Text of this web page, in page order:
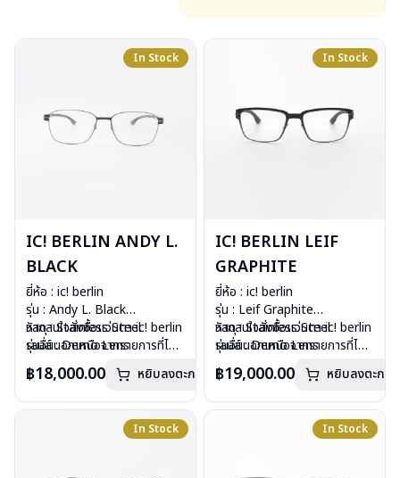
In Stock
IC! BERLIN ANDY L.
BLACK
ยี่ห้อ : ic! berlin
รุ่น : Andy L. Black
วัสดุ : Stainless Steel
เลนส์ : Demo Lens
อุปกรณ์ : กล่องแว่น, ผ้าเช็ดแว่น
น้ำหนัก : 17 กรัม
การรับประกัน : 1 ปี
หากสนใจสั่งชื้อแว่นตา ic! berlin
รุ่นอื่นนอกเหนือจากรายการที่ได้
ลงไว้กรุณาติดต่อเรา
฿18,000.00 หยิบลงตะกร้า
In Stock
IC! BERLIN LEIF
GRAPHITE
ยี่ห้อ : ic! berlin
รุ่น : Leif Graphite
วัสดุ : Stainless Steel
เลนส์ : Demo Lens
อุปกรณ์ : กล่องแว่น, ผ้าเช็ดแว่น
น้ำหนัก : 21 กรัม
การรับประกัน : 1 ปี
หากสนใจสั่งชื้อแว่นตา ic! berlin
รุ่นอื่นนอกเหนือจากรายการที่ได้
ลงไว้กรุณาติดต่อเรา
฿19,000.00 หยิบลงตะกร้า
In Stock In Stock